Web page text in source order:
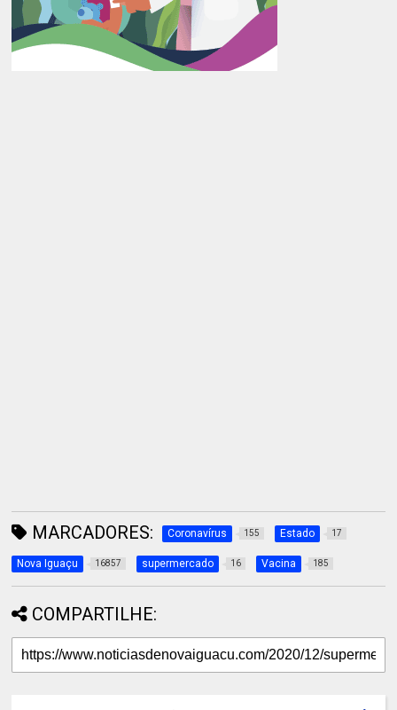
MARCADORES: Coronavírus 155 Estado 17
Nova Iguaçu 16857 supermercado 16 Vacina 185
COMPARTILHE: